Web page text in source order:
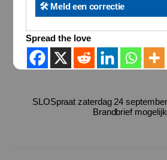
🛠️ Meld een correctie
Spread the love
SLOSpraat zaterdag 24
Brandbrief